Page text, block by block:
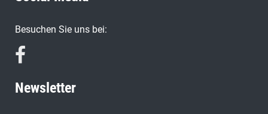
Besuchen Sie uns bei:
Newsletter